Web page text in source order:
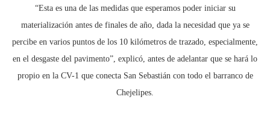
“Esta es una de las medidas que esperamos poder iniciar su
materialización antes de finales de año, dada la necesidad que ya se
percibe en varios puntos de los 10 kilómetros de trazado, especialmente,
en el desgaste del pavimento”, explicó, antes de adelantar que se hará lo
propio en la CV-1 que conecta San Sebastián con todo el barranco de
Chejelipes.